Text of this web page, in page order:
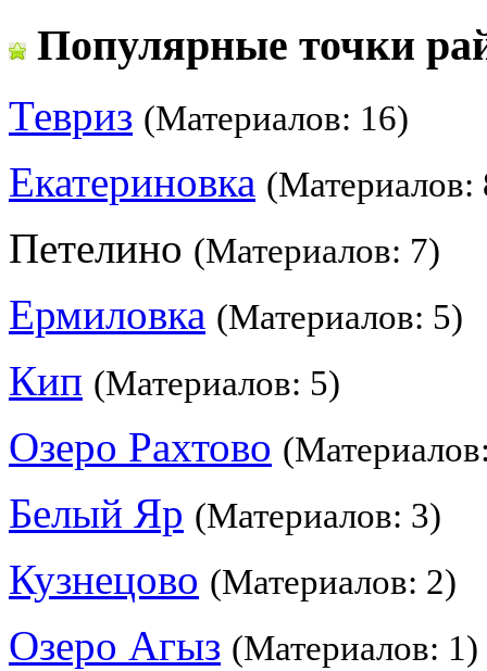
Популярные точки
Тевриз (Материалов: 16)
Екатериновка (Материалов:
Петелино (Материалов: 7)
Ермиловка (Материалов: 5)
Кип (Материалов: 5)
Озеро Рахтово
Белый Яр (Материалов: 3)
Кузнецово (Материалов: 2)
Озеро Агыз (Материалов: 1)